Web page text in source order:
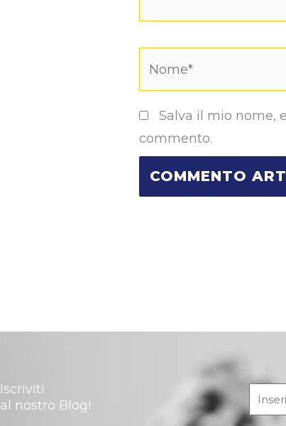
Salva il mio nome,
commento.
Iscriviti
al nostro Blog!